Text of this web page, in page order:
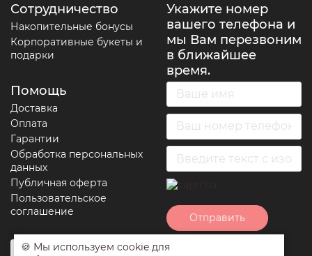
Сотрудничество
Накопительные бонусы
Корпоративные букеты и
подарки
Помощь
Доставка
Оплата
Гарантии
Обработка персональных
данных
Публичная оферта
Пользовательское
соглашение
Укажите номер
вашего телефона и
мы Вам перезвоним
в ближайшее
время.
Отправить
🍪 Мы используем cookie для